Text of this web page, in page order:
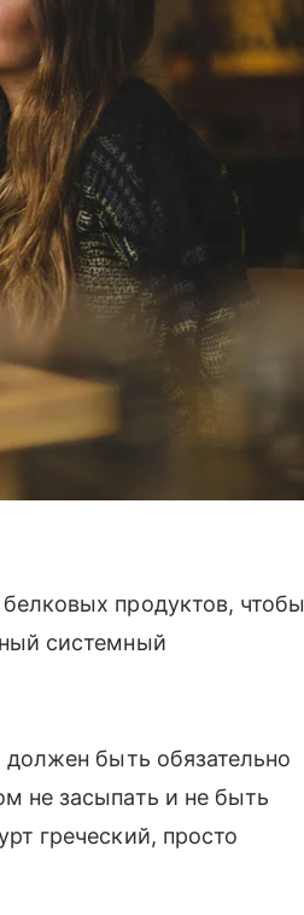
продуктов, чтобы
системный
быть обязательно
не засыпать и не быть
греческий, просто